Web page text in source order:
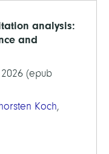
analysis:
and
(epub
Koch,